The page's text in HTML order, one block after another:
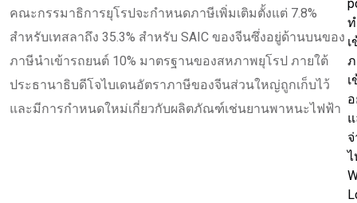
คณะกรรมาธิการยุโรปจะกำหนดภาษีเพิ่มเติมตั้งแต่ 7.8%
สำหรับเทสลาถึง 35.3% สำหรับ SAIC ของจีนซึ่งอยู่ด้านบนของ
ภาษีนำเข้ารถยนต์ 10% มาตรฐานของสหภาพยุโรป ภายใต้
ประธานาธิบดีโจไบเดนอัตราภาษีของจีนส่วนใหญ่ถูกเก็บไว้
และมีการกำหนดใหม่เกี่ยวกับผลิตภัณฑ์เช่นยานพาหนะไฟฟ้า